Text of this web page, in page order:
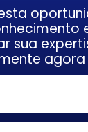
sua
agora